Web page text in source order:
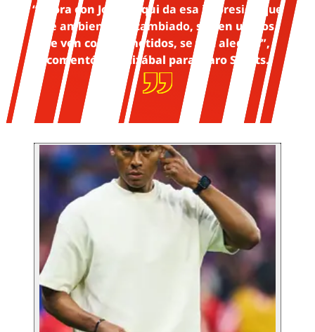
“Ahora con Joel Huiqui da esa impresión que
ese ambiente ha cambiado, se ven unidos,
se ven comprometidos, se ven alegres”,
comentó Mendizábal para Claro Sports.